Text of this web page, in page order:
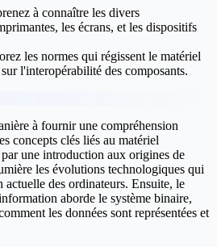
à connaître les divers
les écrans, et les dispositifs
les normes qui régissent le matériel
l'interopérabilité des composants.
à fournir une compréhension
concepts clés liés au matériel
une introduction aux origines de
les évolutions technologiques qui
des ordinateurs. Ensuite, le
aborde le système binaire,
les données sont représentées et